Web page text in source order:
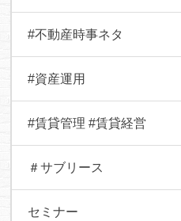
#不動産時事ネタ
#資産運用
#賃貸管理 #賃貸経営
＃サブリース
セミナー